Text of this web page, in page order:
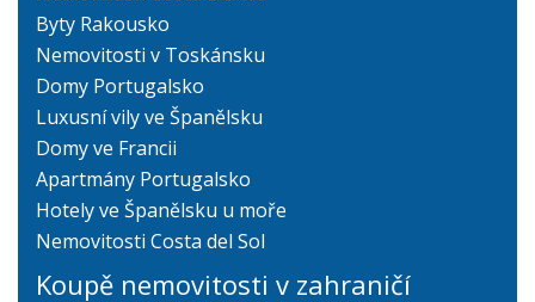
Byty Rakousko
Nemovitosti v Toskánsku
Domy Portugalsko
Luxusní vily ve Španělsku
Domy ve Francii
Apartmány Portugalsko
Hotely ve Španělsku u moře
Nemovitosti Costa del Sol
Koupě nemovitosti v zahraničí